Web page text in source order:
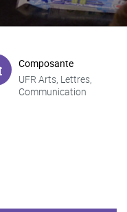
Composante
UFR Arts, Lettres,
Communication